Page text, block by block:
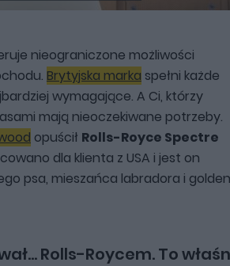
nieograniczone możliwości
Brytyjska marka spełni każde
wymagające. A Ci, którzy
mają nieoczekiwane potrzeby.
opuścił Rolls-Royce Spectre
dla klienta z USA i jest on
psa, mieszańca labradora i golden
Rolls-Roycem. To